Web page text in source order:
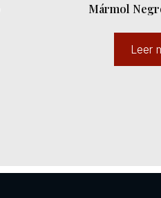
Mármol
Leer